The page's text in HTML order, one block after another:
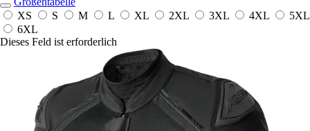
XS
S M L XL 2XL 3XL 4XL
5XL
6XL
Dieses Feld ist erforderlich